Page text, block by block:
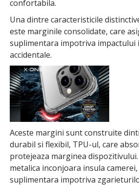
confortabila.
Una dintre caracteristicile
este marginile consolidate, care
suplimentara impotriva impactului
accidentale.
Aceste margini sunt construite
durabil si flexibil, TPU-ul, care
protejeaza marginea
metalica inconjoara insula
suplimentara impotriva